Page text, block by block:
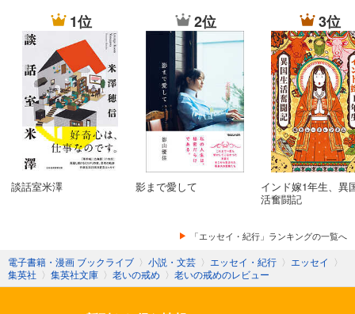
1位
談話室米澤
2位
影まで愛して
3位
インド嫁1年生、異
活奮闘記
「エッセイ・紀行」ランキングの一覧へ
電子書籍・漫画 ブックライブ 〉 小説・文芸 〉 エッセイ・紀行 〉 エッセイ 〉
集英社 〉 集英社文庫 〉 老いの戒め 〉 老いの戒めのレビュー